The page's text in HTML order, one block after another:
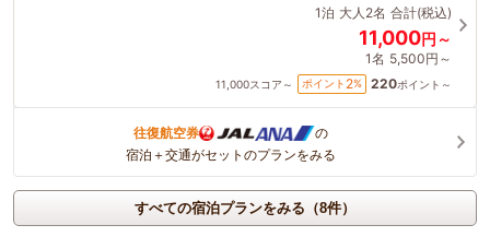
1泊 大人2名 合計(税込)
11,000円～
1名 5,500円～
11,000スコア～ ポイント 2% 220ポイント～
往復航空券
の
宿泊＋交通がセットのプランをみる
すべての宿泊プランをみる（8件）